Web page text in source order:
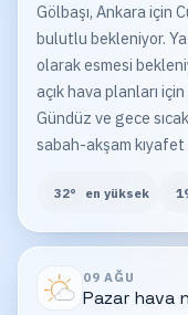
Gölbaşı, Ankara için
bulutlu bekleniyor.
olarak esmesi
açık hava planları
Gündüz ve gece
sabah-akşam
32° en yüksek
09 AĞU
Pazarhava